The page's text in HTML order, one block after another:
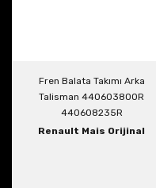
Fren Balata Takımı Arka
Talisman 440603800R
440608235R
Renault Mais Orijinal